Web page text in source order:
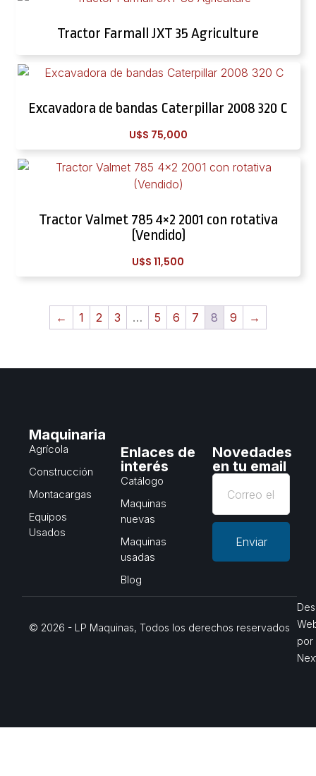
Tractor Farmall JXT 35 Agriculture
Excavadora de bandas Caterpillar 2008 320 C
U$S 75,000
Tractor Valmet 785 4×2 2001 con rotativa
(Vendido)
U$S 11,500
← 1 2 3 … 5 6 7 8 9 →
Maquinaria
Agrícola
Construcción
Montacargas
Equipos
Usados
Enlaces de
interés
Catálogo
Maquinas
nuevas
Maquinas
usadas
Blog
Novedades
en tu email
Enviar
© 2026 - LP Maquinas, Todos los derechos reservados
por